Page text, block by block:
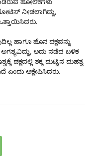
ಹೋಲಿಕೆಗಳು
ನೀಡಲಾಗಿದ್ದು,
ಹಾಗೂ ಹೊಸ ಪಕ್ಷವನ್ನು
ಅದು ನಡೆದ ಬಳಿಕ
ಪಕ್ಷದಲ್ಲಿ ತಕ್ಕ ಮಟ್ಟಿನ ಮಹತ್ವ
ಎಂದು ಆಕ್ಷೇಪಿಸಿದರು.